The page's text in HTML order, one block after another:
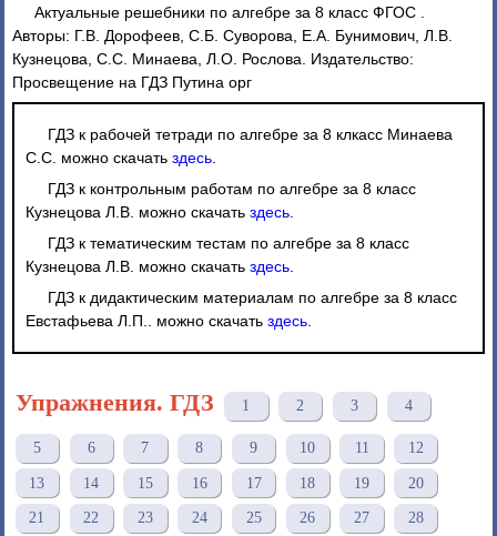
Актуальные решебники по алгебре за 8 класс ФГОС .
Авторы: Г.В. Дорофеев, С.Б. Суворова, Е.А. Бунимович, Л.В.
Кузнецова, С.С. Минаева, Л.О. Рослова. Издательство:
Просвещение на ГДЗ Путина орг
ГДЗ к рабочей тетради по алгебре за 8 клкасс Минаева
С.С. можно скачать здесь
ГДЗ к контрольным работам по алгебре за 8 класс
Кузнецова Л.В. можно скачать здесь
ГДЗ к тематическим тестам по алгебре за 8 класс
Кузнецова Л.В. можно скачать здесь
ГДЗ к дидактическим материалам по алгебре за 8 класс
Евстафьева Л.П.. можно скачать здесь
Упражнения. ГДЗ 1 2 3 4
5 6 7 8 9 10 11 12
13 14 15 16 17 18 19 20
21 22 23 24 25 26 27 28